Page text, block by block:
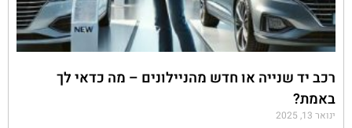
רכב יד שנייה או חדש מהניילונים – מה כדאי לך
באמת?
ינואר 13, 2025